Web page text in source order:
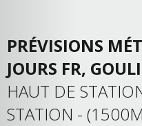
PRÉVISIONS
JOURS FR,
HAUT DE
STATION -